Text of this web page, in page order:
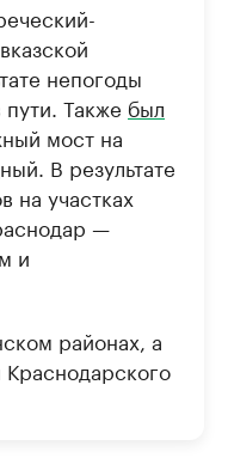
непогоды
Также был
мост на
В результате
на участках
—
и
районах, а